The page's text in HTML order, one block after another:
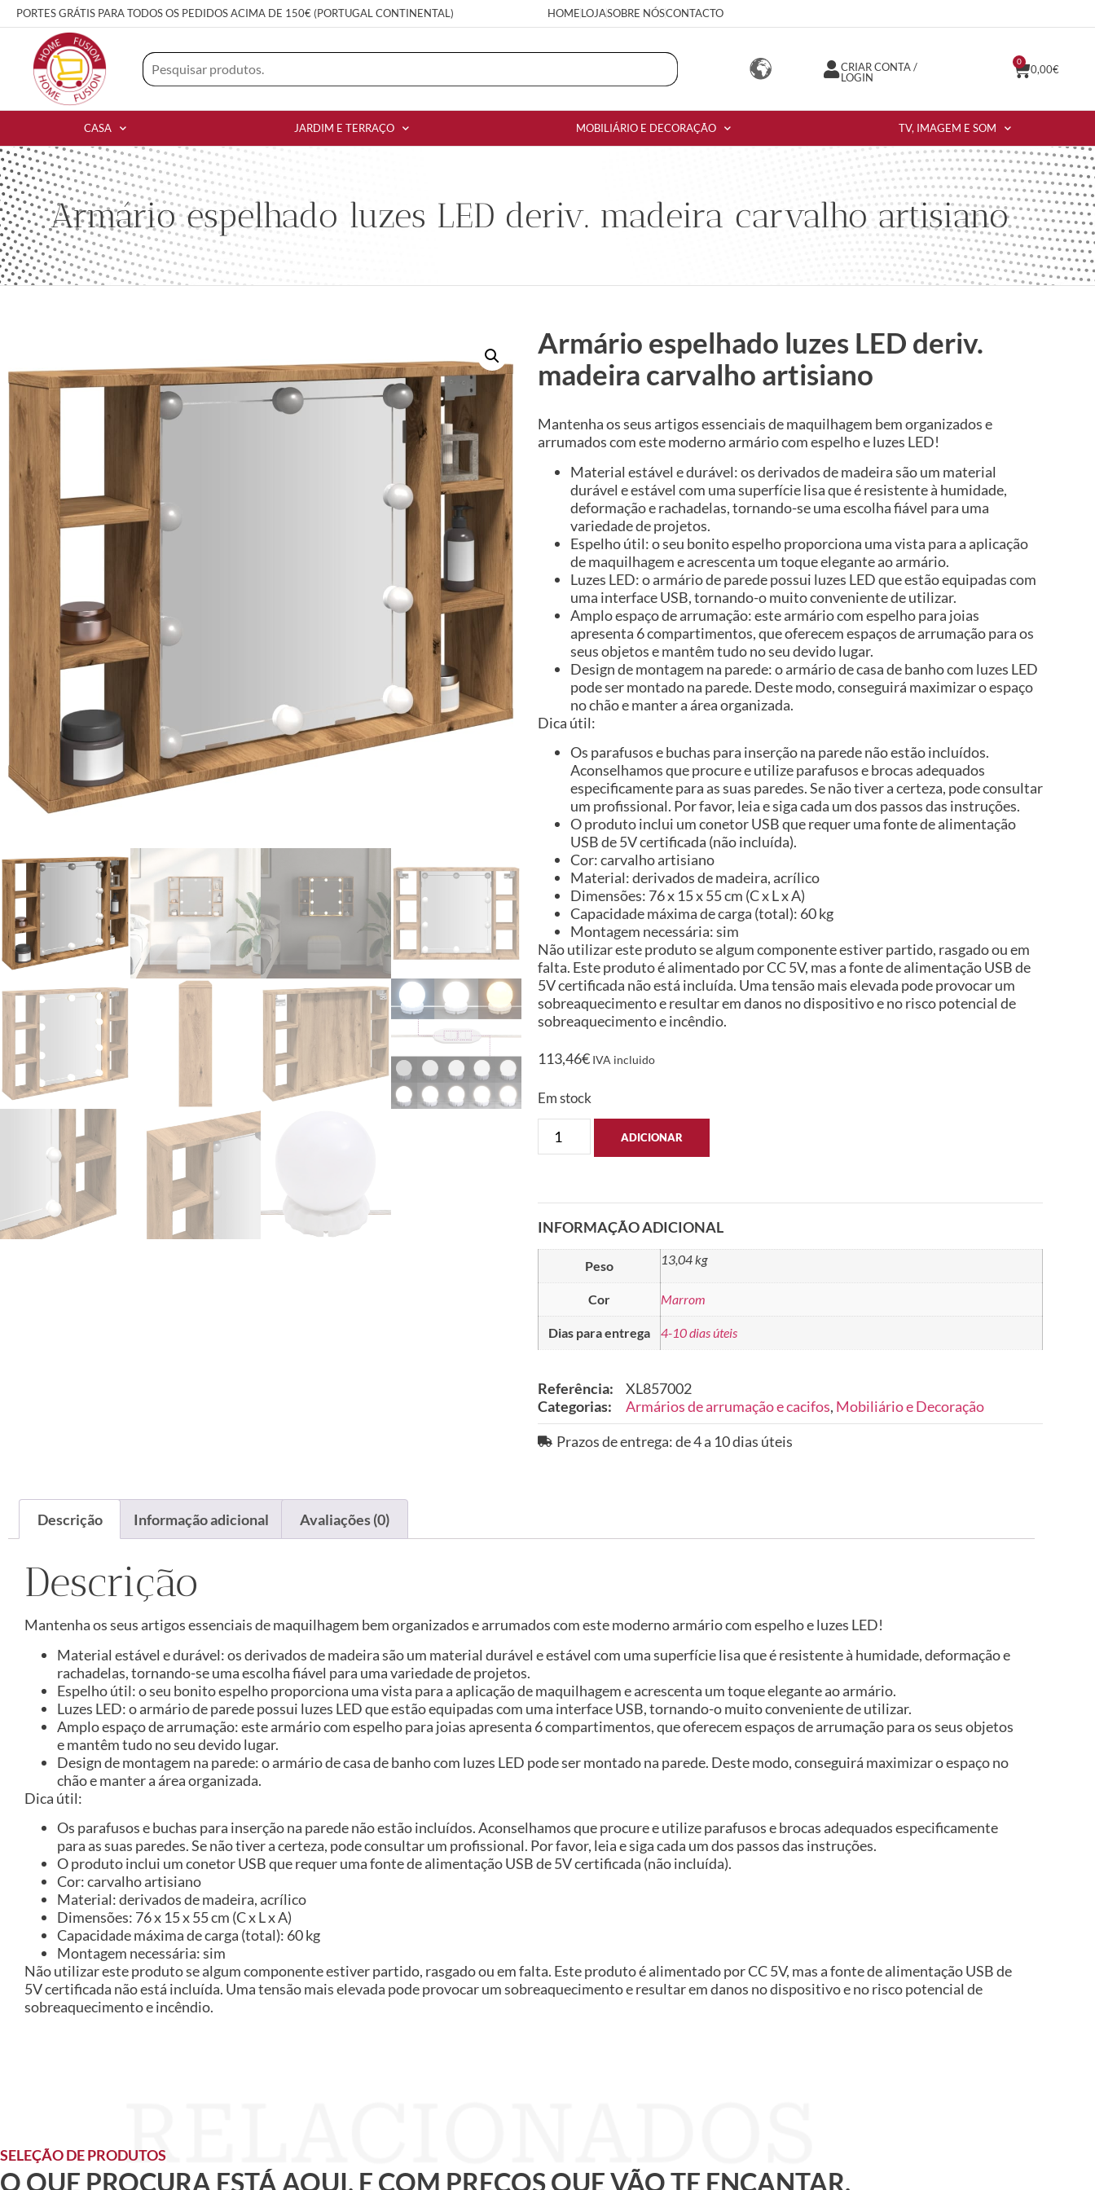
PORTES GRÁTIS PARA TODOS OS PEDIDOS ACIMA DE 150€ (PORTUGAL CONTINENTAL) HOMELOJASOBRE NÓSCONTACTO
CRIAR CONTA /
LOGIN
0,00€
0
CASA JARDIM E TERRAÇO MOBILIÁRIO E DECORAÇÃO TV, IMAGEM E SOM
Armário espelhado luzes LED deriv. madeira carvalho artisiano
Armário espelhado luzes LED deriv.
madeira carvalho artisiano
Mantenha os seus artigos essenciais de maquilhagem bem organizados e
arrumados com este moderno armário com espelho e luzes LED!
Material estável e durável: os derivados de madeira são um material
durável e estável com uma superfície lisa que é resistente à humidade,
deformação e rachadelas, tornando-se uma escolha fiável para uma
variedade de projetos.
Espelho útil: o seu bonito espelho proporciona uma vista para a aplicação
de maquilhagem e acrescenta um toque elegante ao armário.
Luzes LED: o armário de parede possui luzes LED que estão equipadas com
uma interface USB, tornando-o muito conveniente de utilizar.
Amplo espaço de arrumação: este armário com espelho para joias
apresenta 6 compartimentos, que oferecem espaços de arrumação para os
seus objetos e mantêm tudo no seu devido lugar.
Design de montagem na parede: o armário de casa de banho com luzes LED
pode ser montado na parede. Deste modo, conseguirá maximizar o espaço
no chão e manter a área organizada.
Dica útil:
Os parafusos e buchas para inserção na parede não estão incluídos.
Aconselhamos que procure e utilize parafusos e brocas adequados
especificamente para as suas paredes. Se não tiver a certeza, pode consultar
um profissional. Por favor, leia e siga cada um dos passos das instruções.
O produto inclui um conetor USB que requer uma fonte de alimentação
USB de 5V certificada (não incluída).
Cor: carvalho artisiano
Material: derivados de madeira, acrílico
Dimensões: 76 x 15 x 55 cm (C x L x A)
Capacidade máxima de carga (total): 60 kg
Montagem necessária: sim
Não utilizar este produto se algum componente estiver partido, rasgado ou em
falta. Este produto é alimentado por CC 5V, mas a fonte de alimentação USB de
5V certificada não está incluída. Uma tensão mais elevada pode provocar um
sobreaquecimento e resultar em danos no dispositivo e no risco potencial de
sobreaquecimento e incêndio.
113,46€ IVA incluido
Em stock
ADICIONAR
INFORMAÇÃO ADICIONAL
Peso 13,04 kg
Cor Marrom
Dias para entrega 4-10 dias úteis
Referência:
XL857002
Categorias:
Armários de arrumação e cacifos, Mobiliário e Decoração
Prazos de entrega: de 4 a 10 dias úteis
Descrição Informação adicional Avaliações (0)
Descrição
Mantenha os seus artigos essenciais de maquilhagem bem organizados e arrumados com este moderno armário com espelho e luzes LED!
Material estável e durável: os derivados de madeira são um material durável e estável com uma superfície lisa que é resistente à humidade, deformação e
rachadelas, tornando-se uma escolha fiável para uma variedade de projetos.
Espelho útil: o seu bonito espelho proporciona uma vista para a aplicação de maquilhagem e acrescenta um toque elegante ao armário.
Luzes LED: o armário de parede possui luzes LED que estão equipadas com uma interface USB, tornando-o muito conveniente de utilizar.
Amplo espaço de arrumação: este armário com espelho para joias apresenta 6 compartimentos, que oferecem espaços de arrumação para os seus objetos
e mantêm tudo no seu devido lugar.
Design de montagem na parede: o armário de casa de banho com luzes LED pode ser montado na parede. Deste modo, conseguirá maximizar o espaço no
chão e manter a área organizada.
Dica útil:
Os parafusos e buchas para inserção na parede não estão incluídos. Aconselhamos que procure e utilize parafusos e brocas adequados especificamente
para as suas paredes. Se não tiver a certeza, pode consultar um profissional. Por favor, leia e siga cada um dos passos das instruções.
O produto inclui um conetor USB que requer uma fonte de alimentação USB de 5V certificada (não incluída).
Cor: carvalho artisiano
Material: derivados de madeira, acrílico
Dimensões: 76 x 15 x 55 cm (C x L x A)
Capacidade máxima de carga (total): 60 kg
Montagem necessária: sim
Não utilizar este produto se algum componente estiver partido, rasgado ou em falta. Este produto é alimentado por CC 5V, mas a fonte de alimentação USB de
5V certificada não está incluída. Uma tensão mais elevada pode provocar um sobreaquecimento e resultar em danos no dispositivo e no risco potencial de
sobreaquecimento e incêndio.
SELEÇÃO DE PRODUTOS
O QUE PROCURA ESTÁ AQUI, E COM PREÇOS QUE VÃO TE ENCANTAR.